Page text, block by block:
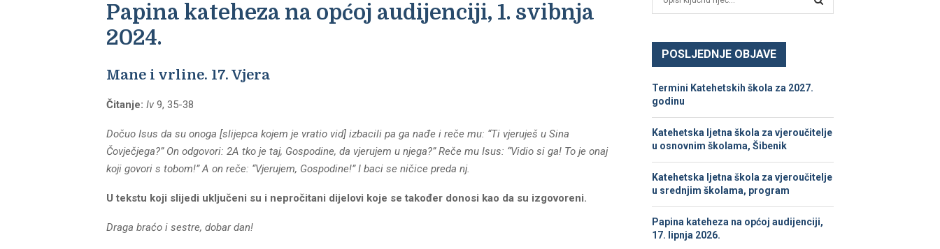
Papina kateheza na općoj audijenciji, 1. svibnja
2024.
Mane i vrline. 17. Vjera
Čitanje: Iv 9, 35-38
Dočuo Isus da su onoga [slijepca kojem je vratio vid] izbacili pa ga nađe i reče mu: “Ti vjeruješ u Sina
Čovječjega?” On odgovori: 2A tko je taj, Gospodine, da vjerujem u njega?” Reče mu Isus: “Vidio si ga! To je onaj
koji govori s tobom!” A on reče: “Vjerujem, Gospodine!” I baci se ničice preda nj.
U tekstu koji slijedi uključeni su i nepročitani dijelovi koje se također donosi kao da su izgovoreni.
Draga braćo i sestre, dobar dan!
h
r
C
POSLJEDNJE OBJAVE
Termini Katehetskih škola za 2027.
godinu
Katehetska ljetna škola za vjeroučitelje
u osnovnim školama, Šibenik
Katehetska ljetna škola za vjeroučitelje
u srednjim školama, program
Papina kateheza na općoj audijenciji,
17. lipnja 2026.